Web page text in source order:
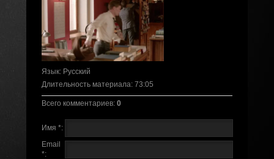
Язык: Русский
Длительность материала: 73:05
Всего комментариев: 0
Имя *:
Email
*: